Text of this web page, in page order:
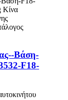
Βάση-
F18-